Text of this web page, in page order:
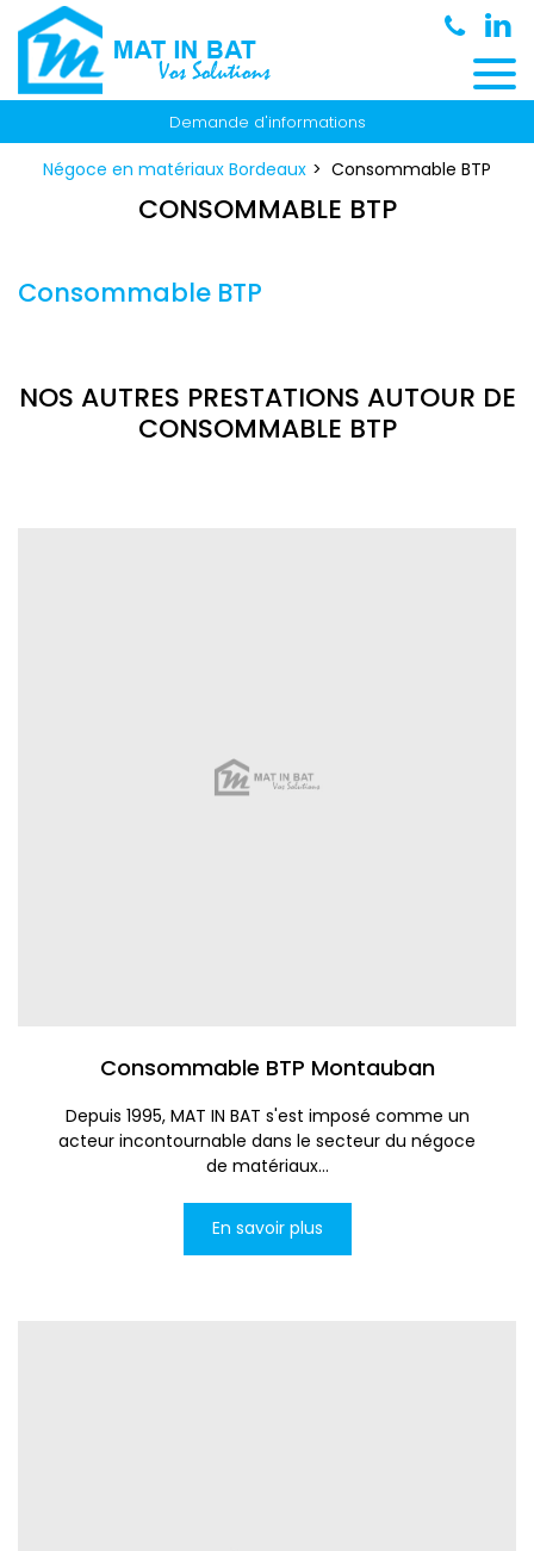
Demande d'informations
Négoce en matériaux Bordeaux Consommable BTP
CONSOMMABLE BTP
Consommable BTP
NOS AUTRES PRESTATIONS AUTOUR DE
CONSOMMABLE BTP
Consommable BTP Montauban
Depuis 1995, MAT IN BAT s'est imposé comme un
acteur incontournable dans le secteur du négoce
de matériaux...
En savoir plus
Panneau de gestion des cookies